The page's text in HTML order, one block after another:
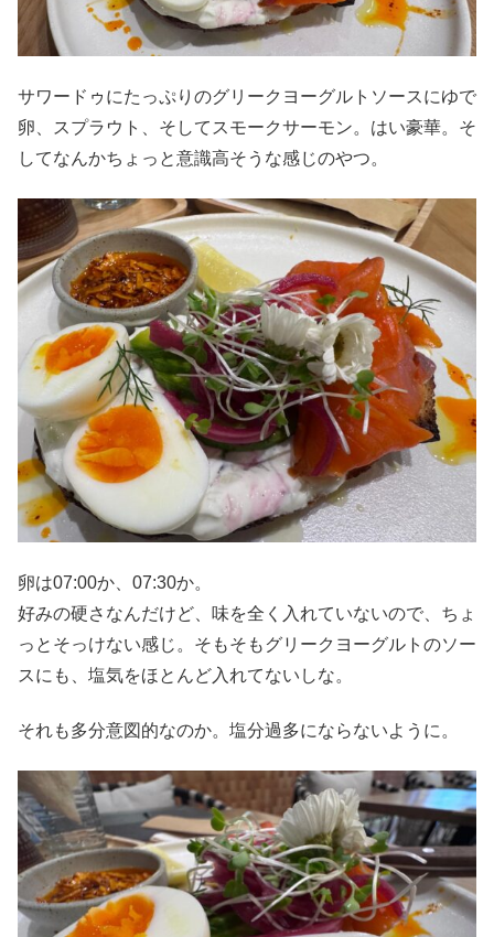
サワードゥにたっぷりのグリークヨーグルトソースにゆで
卵、スプラウト、そしてスモークサーモン。はい豪華。そ
してなんかちょっと意識高そうな感じのやつ。
卵は07:00か、07:30か。
好みの硬さなんだけど、味を全く入れていないので、ちょ
っとそっけない感じ。そもそもグリークヨーグルトのソー
スにも、塩気をほとんど入れてないしな。
それも多分意図的なのか。塩分過多にならないように。